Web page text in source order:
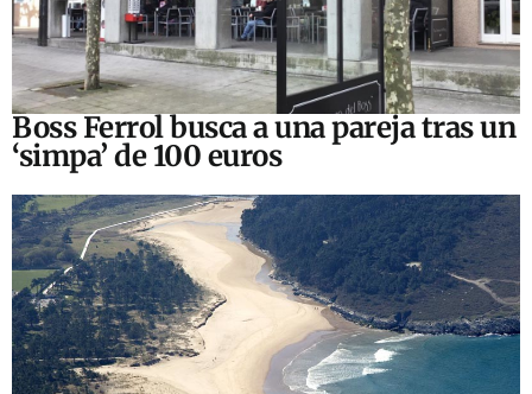
Boss Ferrol busca a una pareja tras un
‘simpa’ de 100 euros